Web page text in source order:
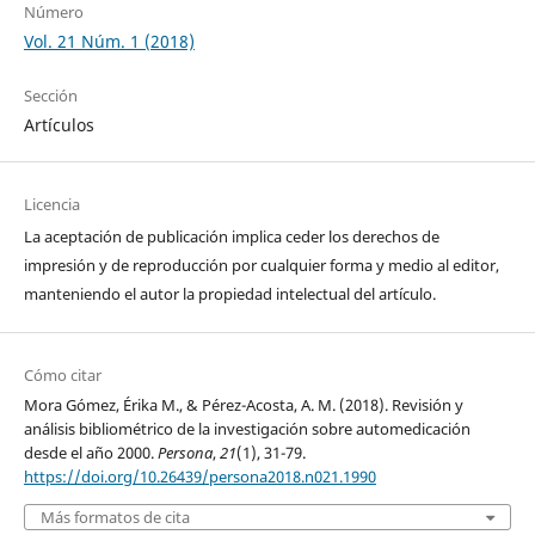
Número
Vol. 21 Núm. 1 (2018)
Sección
Artículos
Licencia
La aceptación de publicación implica ceder los derechos de
impresión y de reproducción por cualquier forma y medio al editor,
manteniendo el autor la propiedad intelectual del artículo.
Cómo citar
Mora Gómez, Érika M., & Pérez-Acosta, A. M. (2018). Revisión y
análisis bibliométrico de la investigación sobre automedicación
desde el año 2000.Persona,21(1), 31-79.
https://doi.org/10.26439/persona2018.n021.1990
Más formatos de cita